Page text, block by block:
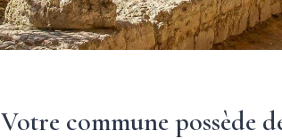
Votre commune possède